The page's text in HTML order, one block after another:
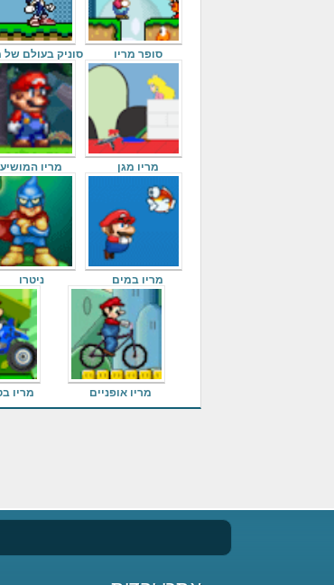
סופר מריו סוניק בעולם של
מריו מגן מריו המושיע
מריו במים ניטרו
מריו אופניים מריו